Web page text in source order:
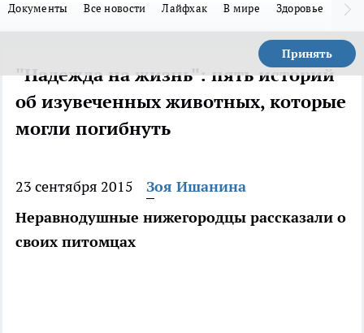
Документы Все новости Лайфхак В мире Здоровье
Принять
"Надежда на жизнь": пять историй
об изувеченных животных, которые
могли погибнуть
23 сентября 2015
Зоя Ишанина
Неравнодушные нижегородцы рассказали о
своих питомцах